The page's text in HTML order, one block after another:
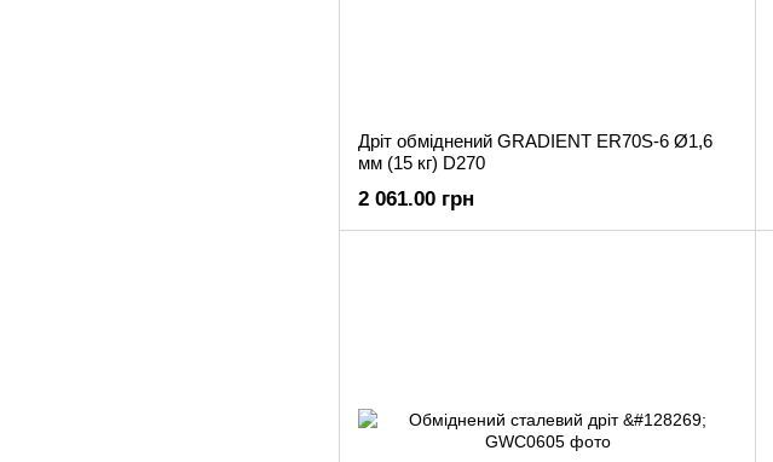
Дріт обміднений GRADIENT ER70S-6 Ø1,6
мм (15 кг) D270
2 061.00 грн